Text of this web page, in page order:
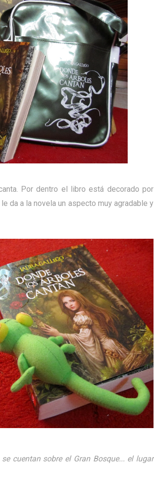
Por dentro el libro está decorado por
da a la novela un aspecto muy agradable y
cuentan sobre el Gran Bosque... el lugar